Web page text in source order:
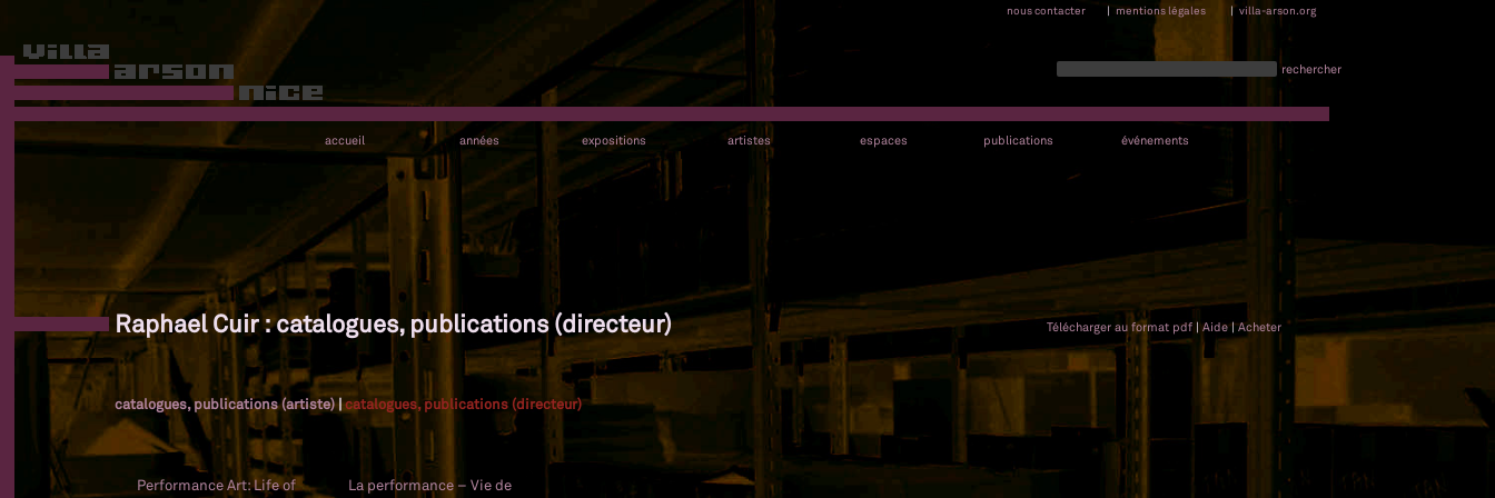
nous contacter | mentions légales | villa-arson.org
rechercher
accueil années expositions artistes espaces publications événements
Raphael Cuir : catalogues, publications (directeur) Télécharger au format pdf |Aide|Acheter
catalogues, publications (artiste)|catalogues, publications (directeur)
Performance Art: Life of La performance – Vie de